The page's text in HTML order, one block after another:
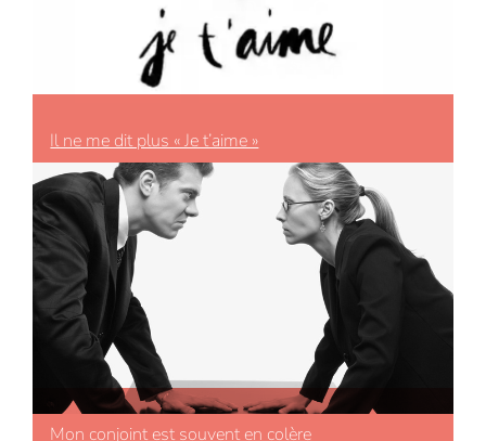
Il ne me dit plus « Je t’aime »
Mon conjoint est souvent en colère